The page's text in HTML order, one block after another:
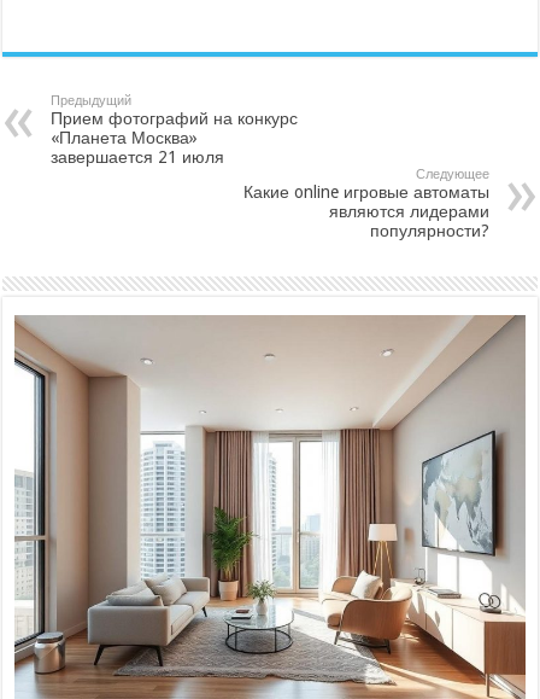
Предыдущий
Прием фотографий на конкурс
«Планета Москва»
завершается 21 июля
Следующее
Какие online игровые автоматы
являются лидерами
популярности?